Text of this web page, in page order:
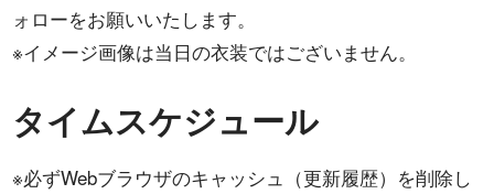
ォローをお願いいたします。
※イメージ画像は当日の衣装ではございません。
タイムスケジュール
※必ずWebブラウザのキャッシュ（更新履歴）を削除し